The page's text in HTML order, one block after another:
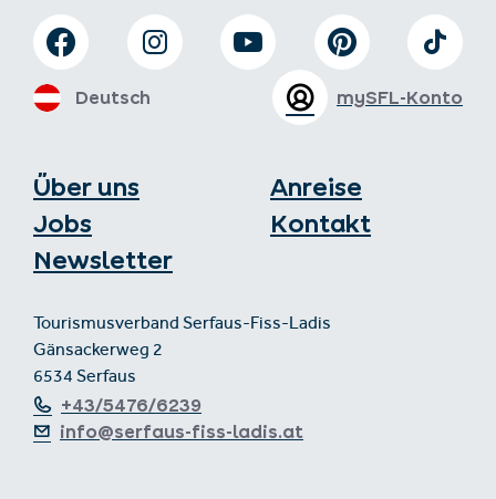
Über uns
Jobs
Newsletter
Anreise
Kontakt
Tourismusverband Serfaus-Fiss-Ladis
Gänsackerweg 2
6534 Serfaus
+43/5476/6239
info@serfaus-fiss-ladis.at
mySFL-Konto
Deutsch